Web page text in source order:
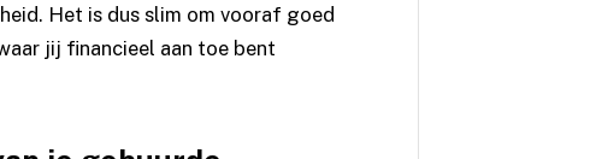
Het is dus slim om vooraf goed
jij financieel aan toe bent